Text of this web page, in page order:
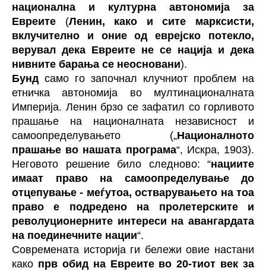
национална и културна автономија за
Евреите
(Ленин, како и сите марксисти,
вклучително и оние од еврејско потекло,
верувал дека Евреите не се нација и дека
нивните барања се неосновани).
Бунд само го започнал клучниот проблем на
етничка автономија во мултинационалната
Империја. Ленин брзо се зафатил со горливото
прашање на националната независност и
самоопределувањето („Националното
прашање во нашата програма“, Искра, 1903).
Неговото решение било следново: “нациите
имаат право на самоопределување до
отцепување - меѓутоа, остварувањето на тоа
право е подредено на пролетерските и
револуционерните интереси на авангардата
на поединечните нации“.
Современата историја ги бележи овие настани
како прв обид на Евреите во 20-тиот век за